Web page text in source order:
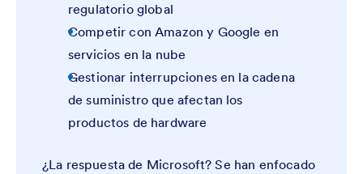
regulatorio global
Competir con Amazon y Google en
servicios en la nube
Gestionar interrupciones en la cadena
de suministro que afectan los
productos de hardware
¿La respuesta de Microsoft? Se han enfocado